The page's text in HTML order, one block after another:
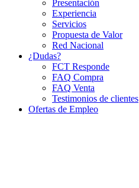
Presentación
Experiencia
Servicios
Propuesta de Valor
Red Nacional
¿Dudas?
FCT Responde
FAQ Compra
FAQ Venta
Testimonios de clientes
Ofertas de Empleo